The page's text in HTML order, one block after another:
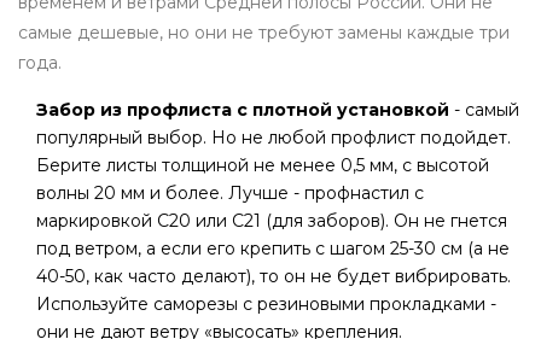
самые дешевые, но они не требуют замены каждые три
года.
Забор из профлиста с плотной установкой - самый
популярный выбор. Но не любой профлист подойдет.
Берите листы толщиной не менее 0,5 мм, с высотой
волны 20 мм и более. Лучше - профнастил с
маркировкой С20 или С21 (для заборов). Он не гнется
под ветром, а если его крепить с шагом 25-30 см (а не
40-50, как часто делают), то он не будет вибрировать.
Используйте саморезы с резиновыми прокладками -
они не дают ветру «высосать» крепления.